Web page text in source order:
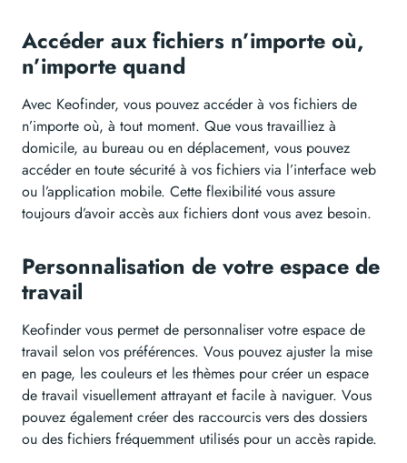
Accéder aux fichiers n’importe où,
n’importe quand
Avec Keofinder, vous pouvez accéder à vos fichiers de
n’importe où, à tout moment. Que vous travailliez à
domicile, au bureau ou en déplacement, vous pouvez
accéder en toute sécurité à vos fichiers via l’interface web
ou l’application mobile. Cette flexibilité vous assure
toujours d’avoir accès aux fichiers dont vous avez besoin.
Personnalisation de votre espace de
travail
Keofinder vous permet de personnaliser votre espace de
travail selon vos préférences. Vous pouvez ajuster la mise
en page, les couleurs et les thèmes pour créer un espace
de travail visuellement attrayant et facile à naviguer. Vous
pouvez également créer des raccourcis vers des dossiers
ou des fichiers fréquemment utilisés pour un accès rapide.